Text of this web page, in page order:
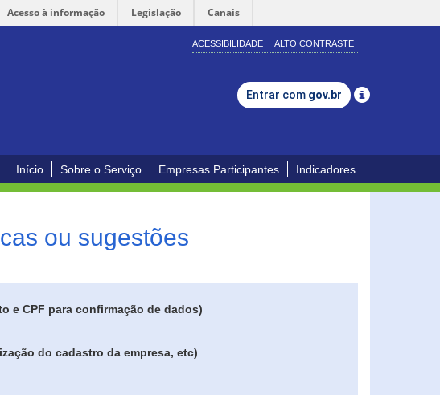
Acesso à informação Legislação Canais
ACESSIBILIDADE ALTO CONTRASTE
Entrar com gov.br
Início Sobre o Serviço Empresas Participantes Indicadores
ou sugestões
e CPF para confirmação de dados)
do cadastro da empresa, etc)